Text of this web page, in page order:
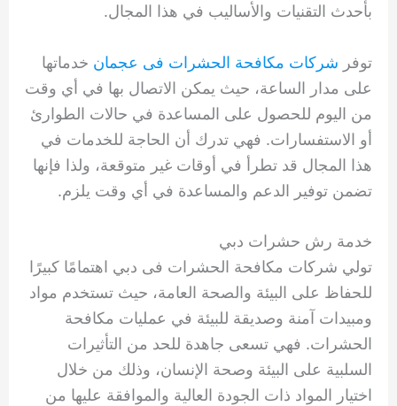
بأحدث التقنيات والأساليب في هذا المجال.
توفر شركات مكافحة الحشرات فى عجمان خدماتها
على مدار الساعة، حيث يمكن الاتصال بها في أي وقت
من اليوم للحصول على المساعدة في حالات الطوارئ
أو الاستفسارات. فهي تدرك أن الحاجة للخدمات في
هذا المجال قد تطرأ في أوقات غير متوقعة، ولذا فإنها
تضمن توفير الدعم والمساعدة في أي وقت يلزم.
خدمة رش حشرات دبي
تولي شركات مكافحة الحشرات فى دبي اهتمامًا كبيرًا
للحفاظ على البيئة والصحة العامة، حيث تستخدم مواد
ومبيدات آمنة وصديقة للبيئة في عمليات مكافحة
الحشرات. فهي تسعى جاهدة للحد من التأثيرات
السلبية على البيئة وصحة الإنسان، وذلك من خلال
اختيار المواد ذات الجودة العالية والموافقة عليها من